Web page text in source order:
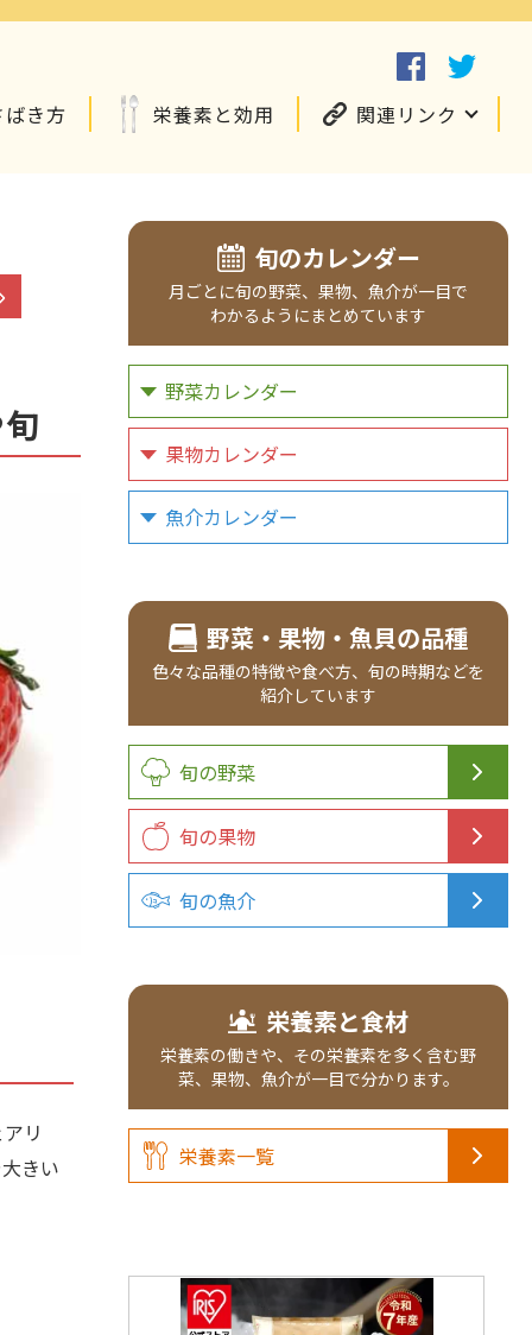
き方 栄養素と効用 関連リンク
リ
きい
旬のカレンダー
月ごとに旬の野菜、 果物、 魚介が一目で
わかるようにまとめています
野菜カレンダー
果物カレンダー
魚介カレンダー
野菜・果物・魚貝の品種
色々な品種の特徴や食べ方、 旬の時期などを
紹介しています
旬の野菜
旬の果物
旬の魚介
栄養素と食材
栄養素の働きや、その栄養素を多く含む野
菜、果物、魚介が一目で分かります。
栄養素一覧